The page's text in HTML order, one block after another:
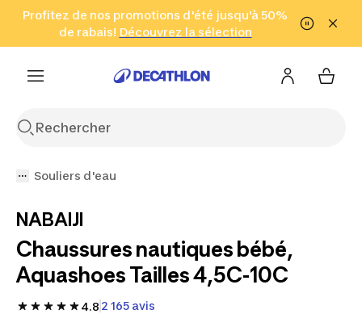
Aller à la recherche Aller au contenu Aller au pied de
Profitez de nos promotions d'été jusqu'à 50%
de rabais! Découvrez la sélection
Cliquez ici
en seulement 2 h!
(Zones sélectionnées)
Souliers d'eau
NABAIJI
Chaussures nautiques bébé,
Aquashoes Tailles 4,5C-10C
4.8 2 165 avis